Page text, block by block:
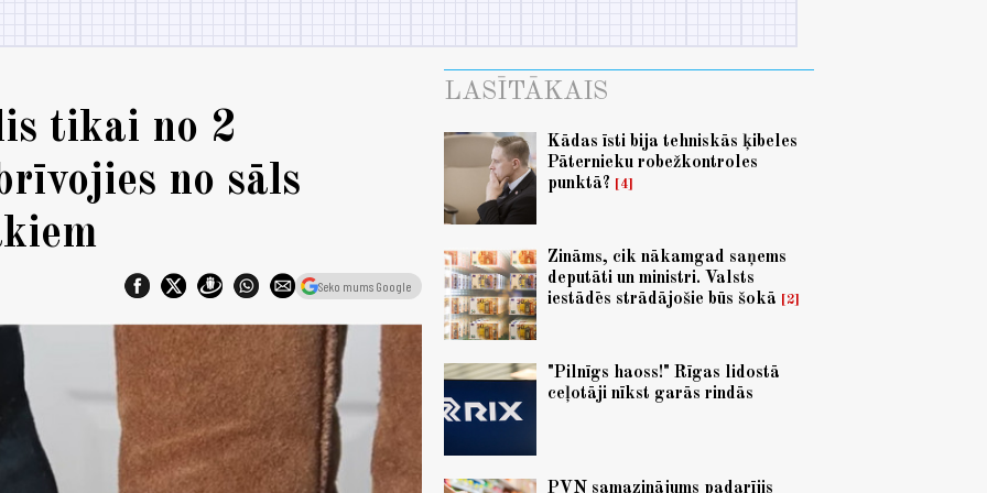
tikai no 2
no sāls
Seko mums Google
LASĪTĀKAIS
Kādas īsti bija tehniskās ķibeles
Pāternieku robežkontroles
punktā?
4
Zināms, cik nākamgad saņems
deputāti un ministri. Valsts
iestādēs strādājošie būs šokā
2
"Pilnīgs haoss!" Rīgas lidostā
ceļotāji nīkst garās rindās
PVN samazinājums padarījis